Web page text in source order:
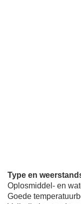
Type en
Oplosmiddel- en
Goede